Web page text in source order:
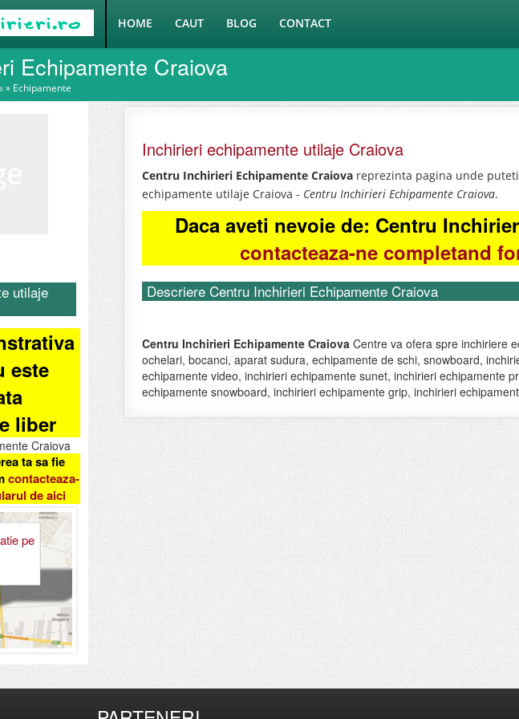
HOME CAUT BLOG CONTACT
Echipamente Craiova
» Echipamente
utilaje
este
liber
Craiova
ta sa fie
contacteaza-
de aici
pe
Inchirieri echipamente utilaje Craiova
Centru Inchirieri Echipamente Craiovareprezinta pagina unde
echipamente utilaje Craiova - Centru Inchirieri Echipamente Craiova.
Daca aveti nevoie de: Centru
contacteaza-ne completand
Descriere Centru Inchirieri Echipamente Craiova
Centru Inchirieri Echipamente CraiovaCentre va ofera spre inchiriere
ochelari, bocanci, aparat sudura, echipamente de schi, snowboard,
echipamente video, inchirieri echipamente sunet, inchirieri echipamente
echipamente snowboard, inchirieri echipamente grip, inchirieri